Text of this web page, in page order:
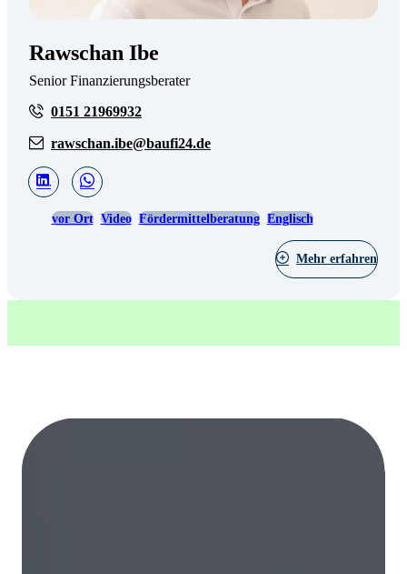
Rawschan Ibe
Senior Finanzierungsberater
0151 21969932
rawschan.ibe@baufi24.de
vor Ort Video Fördermittelberatung Englisch
Mehr erfahren